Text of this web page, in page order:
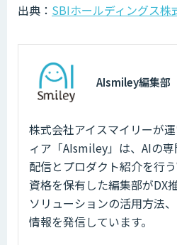
出典： SBIホールディングス株
AIsmiley編集部
株式会社アイスマイリーが
ィア「AIsmiley」は、AIの
配信とプロダクト紹介を行
資格を保有した編集部がDX
ソリューションの活用方法
情報を発信しています。